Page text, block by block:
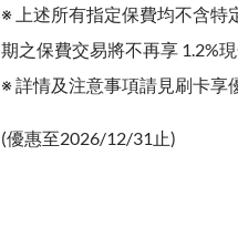
※ 上述所有指定保費均不含特
期之保費交易將不再享 1.2%現
※ 詳情及注意事項請見刷卡享
(優惠至2026/12/31止)